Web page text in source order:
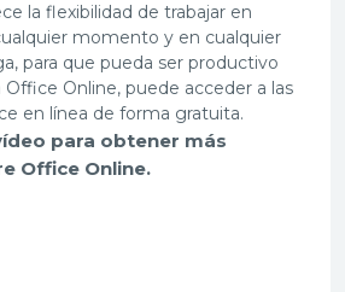
la flexibilidad de trabajar en
momento y en cualquier
para que pueda ser productivo
Online, puede acceder a las
en línea de forma gratuita.
para obtener más
Office Online.